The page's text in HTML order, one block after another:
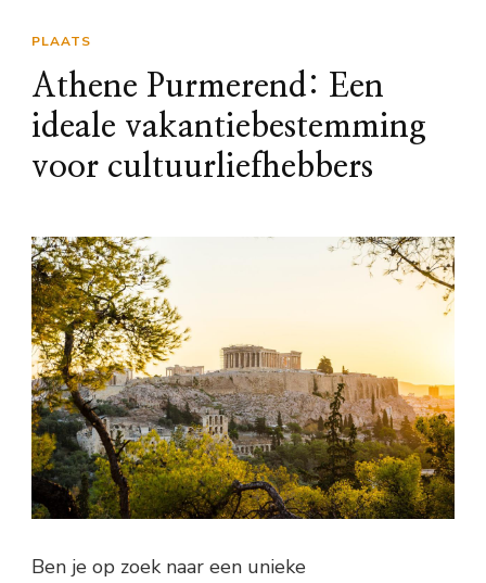
PLAATS
Athene Purmerend: Een
ideale vakantiebestemming
voor cultuurliefhebbers
Ben je op zoek naar een unieke